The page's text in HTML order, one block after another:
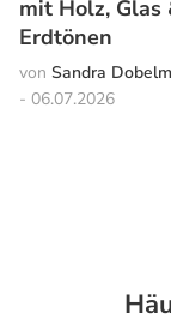
mit Holz, Glas
Erdtönen
Sandra
06.07.2026